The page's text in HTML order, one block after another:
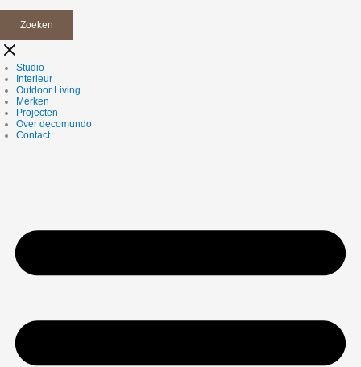
Zoeken
Studio
Interieur
Outdoor Living
Merken
Projecten
Over decomundo
Contact